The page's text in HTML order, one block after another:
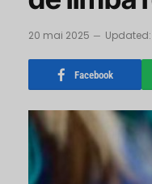
20 mai 2025 Updated:
Facebook